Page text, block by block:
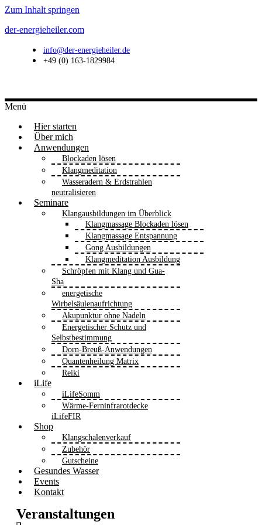
Zum Inhalt springen
der-energieheiler.com
info@der-energieheiler.de
+49 (0) 163-1829984
Menü
Hier starten
Über mich
Anwendungen
Blockaden lösen
Klangmeditation
Wasseradern & Erdstrahlen
neutralisieren
Seminare
Klangausbildungen im Überblick
Klangmassage Blockaden lösen
Klangmassage Entspannung
Gong Ausbildungen
Klangmeditation Ausbildung
Schröpfen mit Klang und Gua-
Sha
energetische
Wirbelsäulenaufrichtung
Akupunktur ohne Nadeln
Energetischer Schutz und
Selbstbestimmung
Dorn-Breuß-Anwendungen
Quantenheilung Matrix
Reiki
iLife
iLifeSomm
Wärme-Ferninfrarotdecke
iLifeFIR
Shop
Klangschalenverkauf
Zubehör
Gutscheine
Gesundes Wasser
Events
Kontakt
Veranstaltungen